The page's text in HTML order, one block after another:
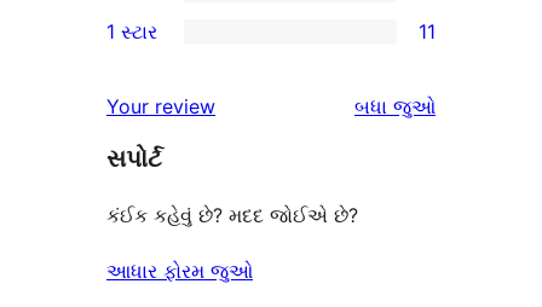
સમીક્ષા
સ્ટાર
2-
સમીક્ષાઓ
સ્ટાર
સમીક્ષાઓ
1 સ્ટાર 11
Your review બધા સમીક્ષાઓ
જુઓ
સપોર્ટ
કંઈક કહેવું છે? મદદ જોઈએ છે?
આધાર ફોરમ જુઓ